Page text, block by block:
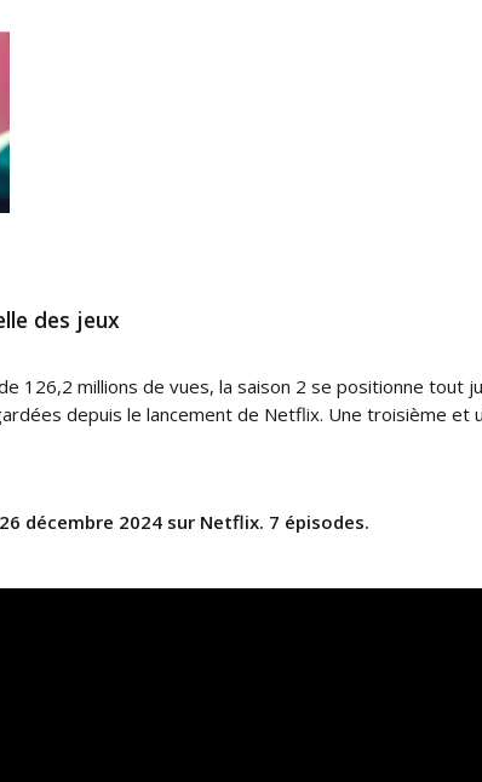
des jeux
126,2 millions de vues, la saison 2 se positionne tout
depuis le lancement de Netflix. Une troisième et
décembre 2024 sur Netflix. 7 épisodes.